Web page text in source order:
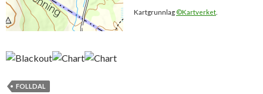
Kartgrunnlag ©Kartverket
FOLLDAL